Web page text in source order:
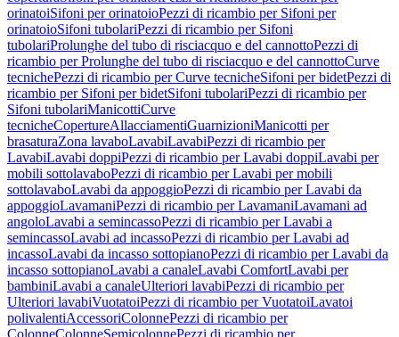
orinatoiSifoni per orinatoioPezzi di ricambio per Sifoni per
orinatoioSifoni tubolariPezzi di ricambio per Sifoni
tubolariProlunghe del tubo di risciacquo e del cannottoPezzi di
ricambio per Prolunghe del tubo di risciacquo e del cannottoCurve
tecnichePezzi di ricambio per Curve tecnicheSifoni per bidetPezzi di
ricambio per Sifoni per bidetSifoni tubolariPezzi di ricambio per
Sifoni tubolariManicottiCurve
tecnicheCopertureAllacciamentiGuarnizioniManicotti per
brasaturaZona lavaboLavabiLavabiPezzi di ricambio per
LavabiLavabi doppiPezzi di ricambio per Lavabi doppiLavabi per
mobili sottolavaboPezzi di ricambio per Lavabi per mobili
sottolavaboLavabi da appoggioPezzi di ricambio per Lavabi da
appoggioLavamaniPezzi di ricambio per LavamaniLavamani ad
angoloLavabi a semincassoPezzi di ricambio per Lavabi a
semincassoLavabi ad incassoPezzi di ricambio per Lavabi ad
incassoLavabi da incasso sottopianoPezzi di ricambio per Lavabi da
incasso sottopianoLavabi a canaleLavabi ComfortLavabi per
bambiniLavabi a canaleUlteriori lavabiPezzi di ricambio per
Ulteriori lavabiVuotatoiPezzi di ricambio per VuotatoiLavatoi
polivalentiAccessoriColonnePezzi di ricambio per
ColonneColonneSemicolonnePezzi di ricambio per